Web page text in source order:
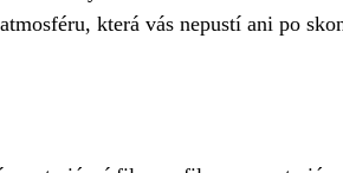
která vás nepustí ani po